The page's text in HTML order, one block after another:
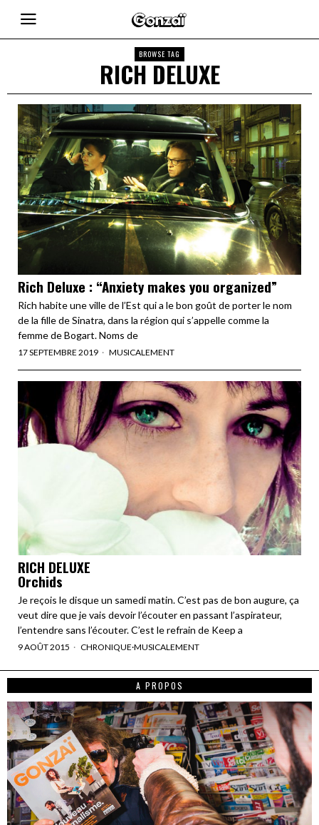
BROWSE TAG
RICH DELUXE
Rich Deluxe : “Anxiety makes you organized”
Rich habite une ville de l’Est qui a le bon goût de porter le nom
de la fille de Sinatra, dans la région qui s’appelle comme la
femme de Bogart. Noms de
17 SEPTEMBRE 2019 MUSICALEMENT
RICH DELUXE
Orchids
Je reçois le disque un samedi matin. C’est pas de bon augure, ça
veut dire que je vais devoir l’écouter en passant l’aspirateur,
l’entendre sans l’écouter. C’est le refrain de Keep a
9 AOÛT 2015 CHRONIQUE·MUSICALEMENT
A PROPOS